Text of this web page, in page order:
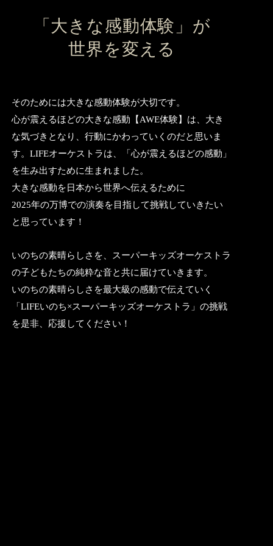
​「大きな感動体験」が
世界を変える
そのためには大きな感動体験が大切です。
心が震えるほどの大きな感動【AWE体験】は、 大き
な気づきとなり、行動にかわっていくのだと思いま
す。 LIFEオーケストラは、「心が震えるほどの感動」
を生み出すために生まれました。
大きな感動を日本から世界へ伝えるために
2025年の万博での演奏を目指して挑戦していきたい
と思っています！
いのちの素晴らしさを、スーパーキッズオーケストラ
の子どもたちの純粋な音と共に届けていきます。
いのちの素晴らしさを最大級の感動で伝えていく
「LIFEいのち×スーパーキッズオーケストラ」の挑戦
を是非、 応援してください！